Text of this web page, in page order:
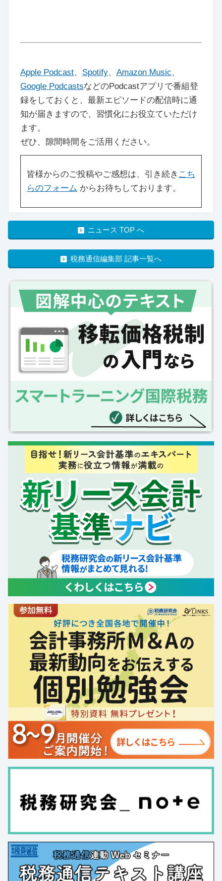
Apple Podcast、 Spotify、 Amazon Music、
Google PodcastsなどのPodcastアプリで番組登
録をしておくと、最新エピソードの配信時に通
知が届きますので、習慣化にお役立ていただけ
ます。
ぜひ、隙間時間をご活用ください。
皆様からのご投稿やご感想は、引き続き こち
らのフォーム からお待ちしております。
ニュース TOP へ
税務通信編集部 記事一覧へ